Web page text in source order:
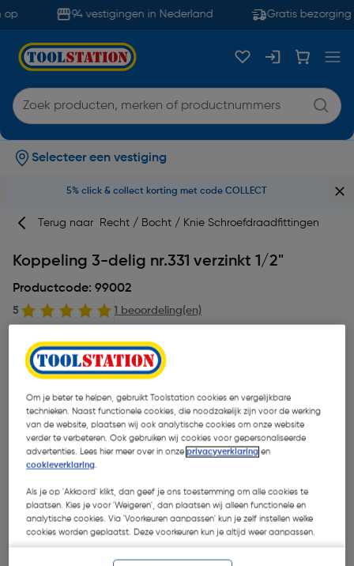
94 vestigingen in Nederland Gratis bezorging
Selecteer een vestiging
5% click & collect korting met code COLLECT
Terug naar Recht / Bocht / Knie Schroefdraadfittingen
Koppeling 3-delig nr.331 verzinkt 1/2"
Productcode: 99002
5 1 beoordeling(en)
- 65 %
Om je beter te helpen, gebruikt Toolstation cookies en vergelijkbare
technieken. Naast functionele cookies, die noodzakelijk zijn voor de werking
van de website, plaatsen wij ook analytische cookies om onze website
verder te verbeteren. Ook gebruiken wij cookies voor gepersonaliseerde
advertenties. Lees hier meer over in onzeprivacyverklaring en
cookieverklaring.
Als je op 'Akkoord' klikt, dan geef je ons toestemming om alle cookies te
plaatsen. Kies je voor 'Weigeren', dan plaatsen wij alleen functionele en
analytische cookies. Via 'Voorkeuren aanpassen' kun je zelf instellen welke
cookies worden geplaatst. Deze voorkeuren kun je altijd weer aanpassen.